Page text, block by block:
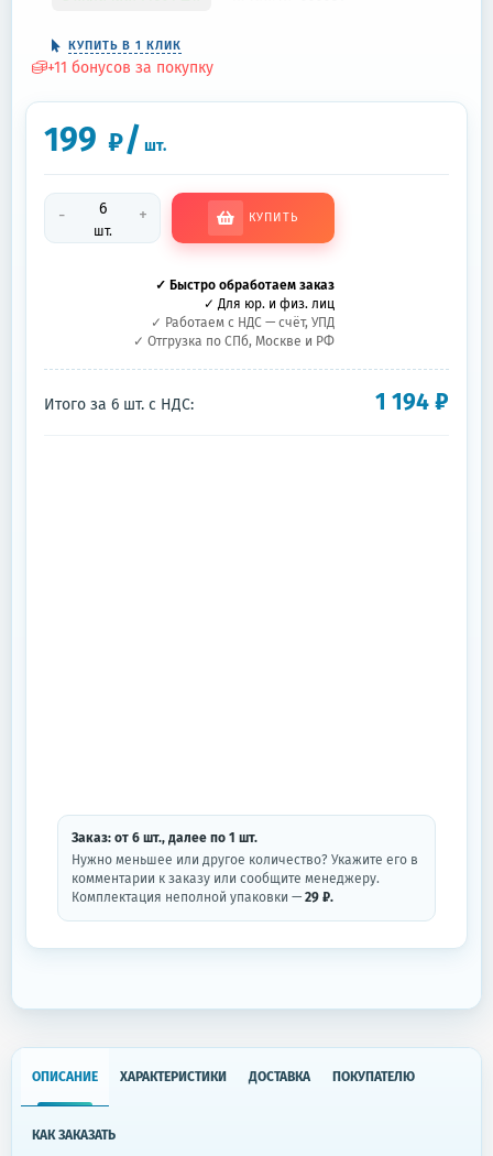
КУПИТЬ В 1 КЛИК
+11 бонусов за покупку
199 ₽/ шт.
-
шт.
+ КУПИТЬ
✓ Быстро обработаем заказ
✓ Для юр. и физ. лиц
✓ Работаем с НДС — счёт, УПД
✓ Отгрузка по СПб, Москве и РФ
Итого за 6 шт. с НДС: 1 194₽
Заказ: от 6 шт., далее по 1 шт.
Нужно меньшее или другое количество? Укажите его в
комментарии к заказу или сообщите менеджеру.
Комплектация неполной упаковки — 29 ₽.
ОПИСАНИЕ ХАРАКТЕРИСТИКИ ДОСТАВКА ПОКУПАТЕЛЮ
КАК ЗАКАЗАТЬ